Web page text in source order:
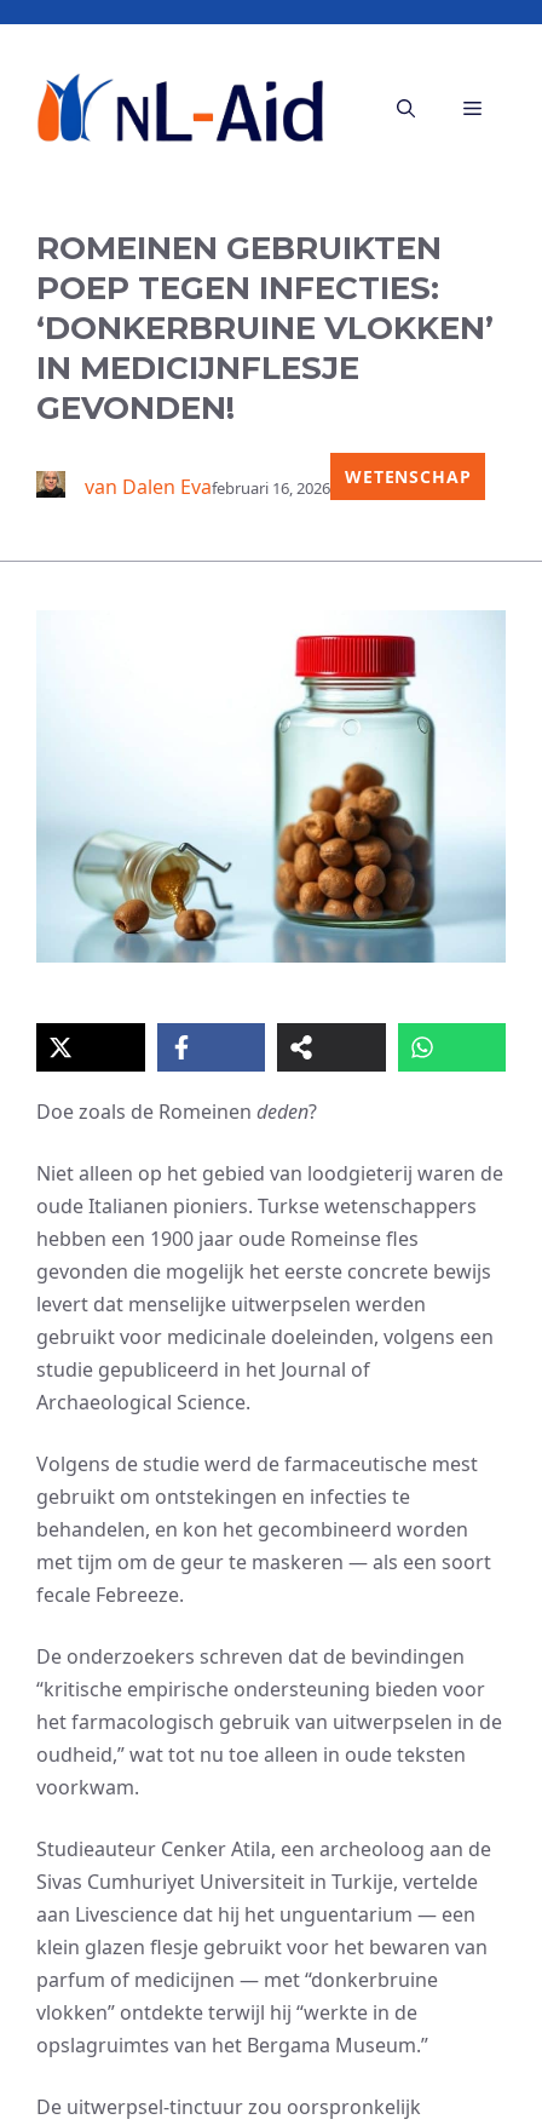
inhoud
Menu
ROMEINEN GEBRUIKTEN
POEP TEGEN INFECTIES:
‘DONKERBRUINE VLOKKEN’
IN MEDICIJNFLESJE
GEVONDEN!
van Dalen Evafebruari 16, 2026 WETENSCHAP
Doe zoals de Romeinen deden?
Niet alleen op het gebied van loodgieterij waren de
oude Italianen pioniers. Turkse wetenschappers
hebben een 1900 jaar oude Romeinse fles
gevonden die mogelijk het eerste concrete bewijs
levert dat menselijke uitwerpselen werden
gebruikt voor medicinale doeleinden, volgens een
studie gepubliceerd in het Journal of
Archaeological Science.
Volgens de studie werd de farmaceutische mest
gebruikt om ontstekingen en infecties te
behandelen, en kon het gecombineerd worden
met tijm om de geur te maskeren — als een soort
fecale Febreeze.
De onderzoekers schreven dat de bevindingen
“kritische empirische ondersteuning bieden voor
het farmacologisch gebruik van uitwerpselen in de
oudheid,” wat tot nu toe alleen in oude teksten
voorkwam.
Studieauteur Cenker Atila, een archeoloog aan de
Sivas Cumhuriyet Universiteit in Turkije, vertelde
aan Livescience dat hij het unguentarium — een
klein glazen flesje gebruikt voor het bewaren van
parfum of medicijnen — met “donkerbruine
vlokken” ontdekte terwijl hij “werkte in de
opslagruimtes van het Bergama Museum.”
De uitwerpsel-tinctuur zou oorspronkelijk